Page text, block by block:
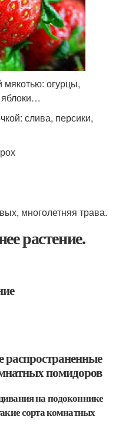
огурцы,
слива, персики,
многолетняя трава.
растение.
распространенные
помидоров
на подоконнике
сорта комнатных